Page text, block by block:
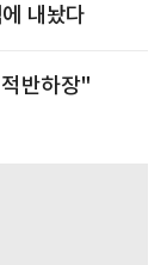
내놨다
반하장"